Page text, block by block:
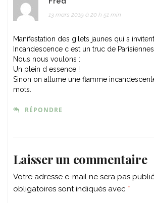
13 mars 2019 à 20 h 51 min
Manifestation des gilets jaunes qui s
Incandescence c est un truc de Parisiennes
Nous nous voulons :
Un plein d essence !
Sinon on allume une flamme
mots.
RÉPONDRE
Laisser un commentaire
Votre adresse e-mail ne sera pas
obligatoires sont indiqués avec *